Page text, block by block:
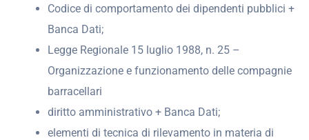
Codice di comportamento dei dipendenti pubblici +
Banca Dati;
Legge Regionale 15 luglio 1988, n. 25 –
Organizzazione e funzionamento delle compagnie
barracellari
diritto amministrativo + Banca Dati;
elementi di tecnica di rilevamento in materia di